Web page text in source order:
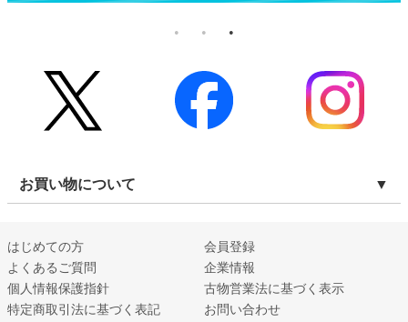
お買い物について
はじめての方
会員登録
よくあるご質問
企業情報
個人情報保護指針
古物営業法に基づく表示
特定商取引法に基づく表記
お問い合わせ